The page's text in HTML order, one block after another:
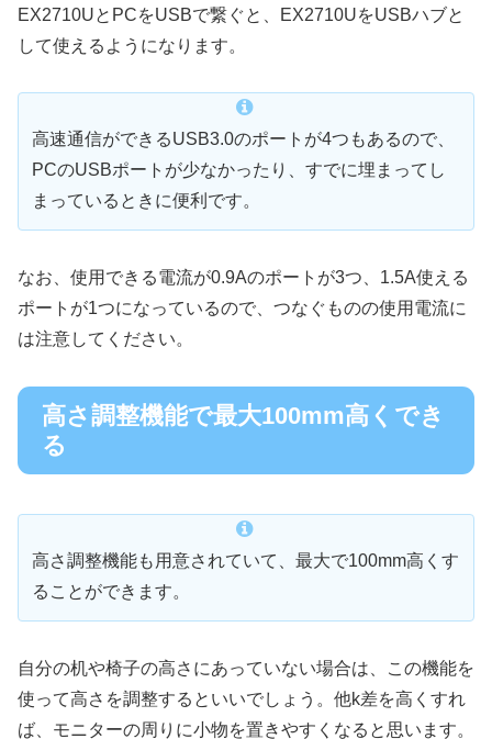
EX2710UとPCをUSBで繋ぐと、EX2710UをUSBハブと
して使えるようになります。
高速通信ができるUSB3.0のポートが4つもあるので、
PCのUSBポートが少なかったり、すでに埋まってし
まっているときに便利です。
なお、使用できる電流が0.9Aのポートが3つ、1.5A使える
ポートが1つになっているので、つなぐものの使用電流に
は注意してください。
高さ調整機能で最大100mm高くでき
る
高さ調整機能も用意されていて、最大で100mm高くす
ることができます。
自分の机や椅子の高さにあっていない場合は、この機能を
使って高さを調整するといいでしょう。他k差を高くすれ
ば、モニターの周りに小物を置きやすくなると思います。